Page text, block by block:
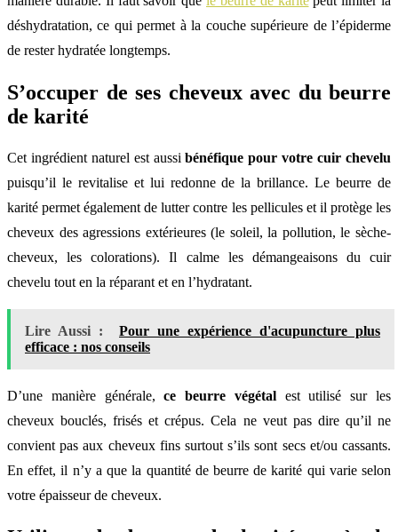
déshydratation, ce qui permet à la couche supérieure de l’épiderme
de rester hydratée longtemps.
S’occuper de ses cheveux avec du beurre
de karité
Cet ingrédient naturel est aussibénéfique pour votre cuir chevelu
puisqu’il le revitalise et lui redonne de la brillance. Le beurre de
karité permet également de lutter contre les pellicules et il protège les
cheveux des agressions extérieures (le soleil, la pollution, le sèche-
cheveux, les colorations). Il calme les démangeaisons du cuir
chevelu tout en la réparant et en l’hydratant.
Lire Aussi :
Pour une expérience d'acupuncture plus
efficace : nos conseils
D’une manière générale,ce beurre végétalest utilisé sur les
cheveux bouclés, frisés et crépus. Cela ne veut pas dire qu’il ne
convient pas aux cheveux fins surtout s’ils sont secs et/ou cassants.
En effet, il n’y a que la quantité de beurre de karité qui varie selon
votre épaisseur de cheveux.